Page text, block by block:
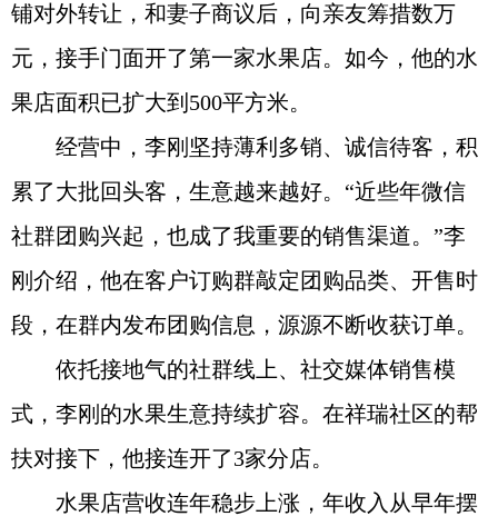
铺对外转让，和妻子商议后，向亲友筹措数万
元，接手门面开了第一家水果店。如今，他的水
果店面积已扩大到500平方米。
经营中，李刚坚持薄利多销、诚信待客，积
累了大批回头客，生意越来越好。“近些年微信
社群团购兴起，也成了我重要的销售渠道。”李
刚介绍，他在客户订购群敲定团购品类、开售时
段，在群内发布团购信息，源源不断收获订单。
依托接地气的社群线上、社交媒体销售模
式，李刚的水果生意持续扩容。在祥瑞社区的帮
扶对接下，他接连开了3家分店。
水果店营收连年稳步上涨，年收入从早年摆